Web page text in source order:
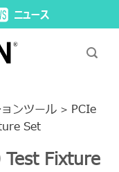
ンツール > PCIe
Set
Test Fixture